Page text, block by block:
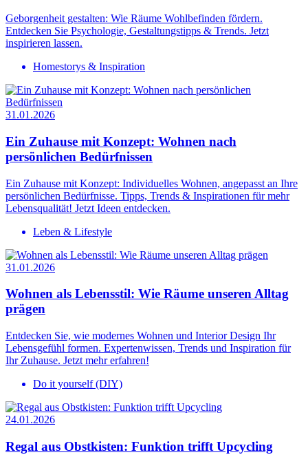
Geborgenheit gestalten: Wie Räume Wohlbefinden fördern.
Entdecken Sie Psychologie, Gestaltungstipps & Trends. Jetzt
inspirieren lassen.
Homestorys & Inspiration
31.01.2026
Ein Zuhause mit Konzept: Wohnen nach
persönlichen Bedürfnissen
Ein Zuhause mit Konzept: Individuelles Wohnen, angepasst an Ihre
persönlichen Bedürfnisse. Tipps, Trends & Inspirationen für mehr
Lebensqualität! Jetzt Ideen entdecken.
Leben & Lifestyle
31.01.2026
Wohnen als Lebensstil: Wie Räume unseren Alltag
prägen
Entdecken Sie, wie modernes Wohnen und Interior Design Ihr
Lebensgefühl formen. Expertenwissen, Trends und Inspiration für
Ihr Zuhause. Jetzt mehr erfahren!
Do it yourself (DIY)
24.01.2026
Regal aus Obstkisten: Funktion trifft Upcycling